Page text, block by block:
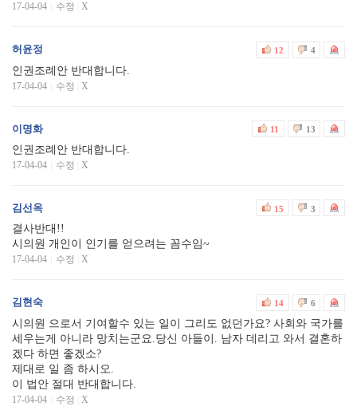
17-04-04 수정 X
허윤정 12 4
인권조례안 반대합니다.
17-04-04 수정 X
이명화 11 13
인권조례안 반대합니다.
17-04-04 수정 X
김선옥 15 3
결사반대!!
시의원 개인이 인기를 얻으려는 꼼수임~
17-04-04 수정 X
김현숙 14 6
시의원 으로서 기여할수 있는 일이 그리도 없던가요? 사회와 국가를
세우는게 아니라 망치는군요.당신 아들이. 남자 데리고 와서 결혼하
겠다 하면 좋겠소?
제대로 일 좀 하시오.
이 법안 절대 반대합니다.
17-04-04 수정 X